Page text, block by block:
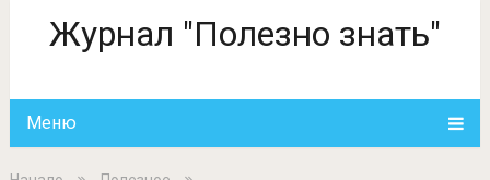
Журнал "Полезно знать"
Меню